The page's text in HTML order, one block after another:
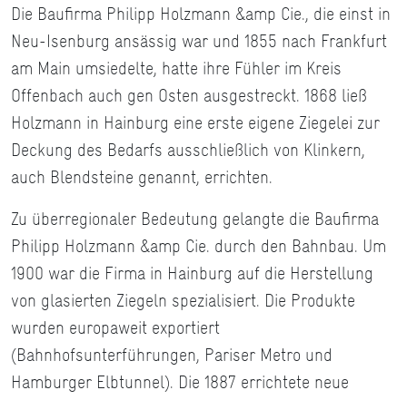
Die Baufirma Philipp Holzmann &amp Cie., die einst in
Neu-Isenburg ansässig war und 1855 nach Frankfurt
am Main umsiedelte, hatte ihre Fühler im Kreis
Offenbach auch gen Osten ausgestreckt. 1868 ließ
Holzmann in Hainburg eine erste eigene Ziegelei zur
Deckung des Bedarfs ausschließlich von Klinkern,
auch Blendsteine genannt, errichten.
Zu überregionaler Bedeutung gelangte die Baufirma
Philipp Holzmann &amp Cie. durch den Bahnbau. Um
1900 war die Firma in Hainburg auf die Herstellung
von glasierten Ziegeln spezialisiert. Die Produkte
wurden europaweit exportiert
(Bahnhofsunterführungen, Pariser Metro und
Hamburger Elbtunnel). Die 1887 errichtete neue